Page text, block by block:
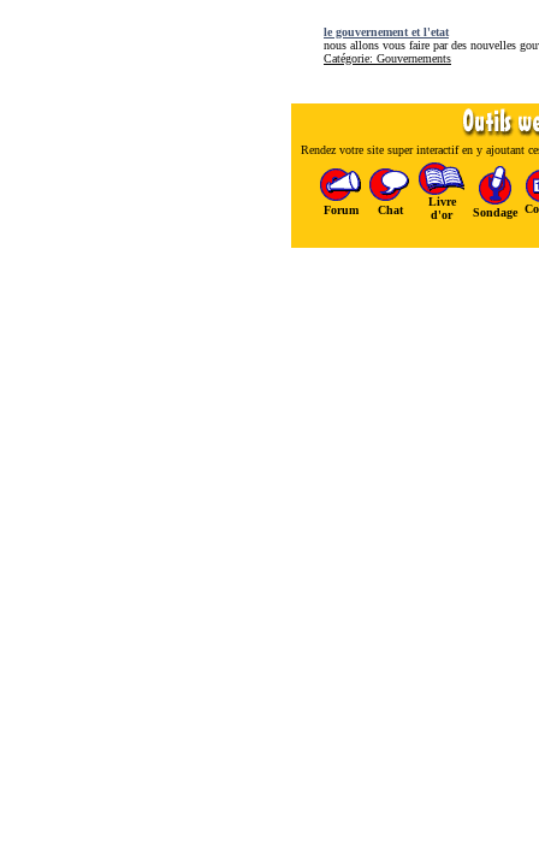
le gouvernement et l'etat
nous allons vous faire par des nouvelles
Catégorie: Gouvernements
Rendez votre site super interactif en y ajoutant
Forum Chat
Livre
d'or
Sondage